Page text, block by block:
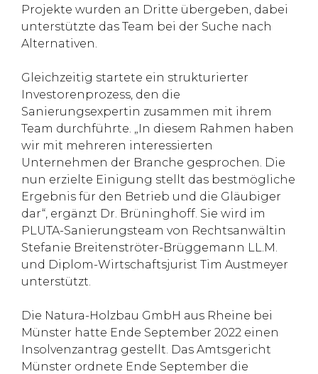
Projekte wurden an Dritte übergeben, dabei
unterstützte das Team bei der Suche nach
Alternativen.
Gleichzeitig startete ein strukturierter
Investorenprozess, den die
Sanierungsexpertin zusammen mit ihrem
Team durchführte. „In diesem Rahmen haben
wir mit mehreren interessierten
Unternehmen der Branche gesprochen. Die
nun erzielte Einigung stellt das bestmögliche
Ergebnis für den Betrieb und die Gläubiger
dar“, ergänzt Dr. Brüninghoff. Sie wird im
PLUTA-Sanierungsteam von Rechtsanwältin
Stefanie Breitenströter-Brüggemann LL.M.
und Diplom-Wirtschaftsjurist Tim Austmeyer
unterstützt.
Die Natura-Holzbau GmbH aus Rheine bei
Münster hatte Ende September 2022 einen
Insolvenzantrag gestellt. Das Amtsgericht
Münster ordnete Ende September die